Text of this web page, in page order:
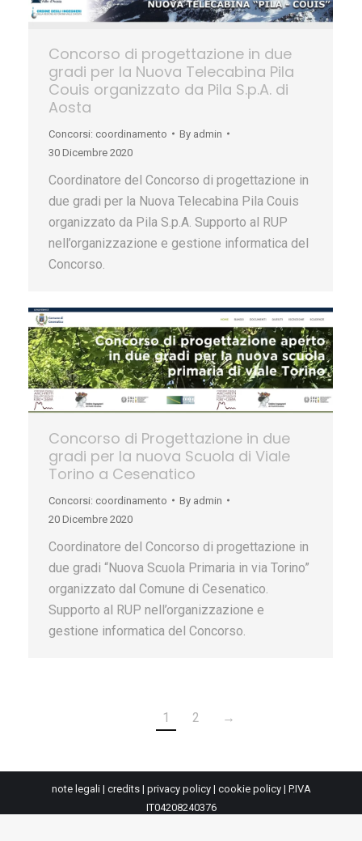
Concorso di progettazione in due
gradi per la Nuova Telecabina Pila
Couis organizzato da Pila S.p.A. di
Aosta
Concorsi: coordinamento By admin
30 Dicembre 2020
Coordinatore del Concorso di progettazione in
due gradi per la Nuova Telecabina Pila Couis
organizzato da Pila S.p.A. Supporto al RUP
nell’organizzazione e gestione informatica del
Concorso.
Concorso di Progettazione in due
gradi per la nuova Scuola di Viale
Torino a Cesenatico
Concorsi: coordinamento By admin
20 Dicembre 2020
Coordinatore del Concorso di progettazione in
due gradi “Nuova Scuola Primaria in via Torino”
organizzato dal Comune di Cesenatico.
Supporto al RUP nell’organizzazione e
gestione informatica del Concorso.
1 2 →
note legali| credits| privacy policy| cookie policy| P.IVA
IT04208240376